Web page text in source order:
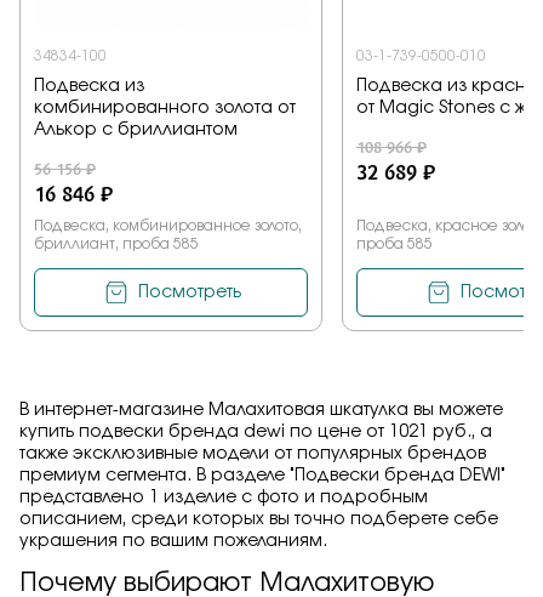
34834-100
Подвеска из
комбинированного золота от
Алькор с бриллиантом
56 156 ₽
16 846 ₽
Подвеска, комбинированное золото,
бриллиант, проба 585
Посмотреть
03-1-739-0500-010
Подвеска из
от Magic Stones с
108 966 ₽
32 689 ₽
Подвеска, красное
проба 585
В интернет-магазине Малахитовая шкатулка вы можете
купить подвески бренда dewi по цене от 1021 руб., а
также эксклюзивные модели от популярных брендов
премиум сегмента. В разделе "Подвески бренда DEWI"
представлено 1 изделие с фото и подробным
описанием, среди которых вы точно подберете себе
украшения по вашим пожеланиям.
Почему выбирают Малахитовую